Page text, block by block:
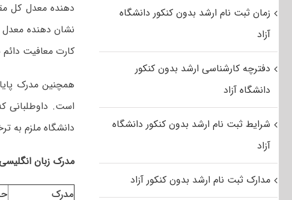
دهنده معدل کل
نشان دهنده
کارت معافیت دائم
همچنین مدرک
است. داوطلبانی
دانشگاه ملزم به
مدرک زبان
مدرک
زمان ثبت نام ارشد بدون کنکور دانشگاه
آزاد
دفترچه کارشناسی ارشد بدون کنکور
دانشگاه آزاد
شرایط ثبت نام ارشد بدون کنکور دانشگاه
آزاد
مدارک ثبت نام ارشد بدون کنکور آزاد